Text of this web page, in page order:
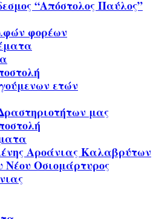
“Απόστολος Παύλος”
φορέων
ετών
μας
Αροάνιας Καλαβρύτων
Νέου Οσιομάρτυρος